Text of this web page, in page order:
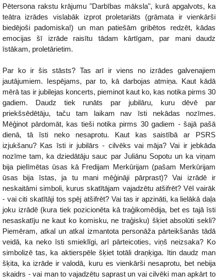
Pētersona rakstu krājumu "Darbības māksla", kurā apgalvots, ka
teātra izrādes vislabāk izprot proletariāts (grāmata ir vienkārši
biedējoši padomiska!) un man patiešām gribētos redzēt, kādas
emocijas šī izrāde raisītu tādam kārtīgam, par mani daudz
īstākam, proletārietim.
Par ko ir šis stāsts? Tas arī ir viens no izrādes galvenajiem
jautājumiem. Iespējams, par to, kā darbojas atmiņa. Kaut kādā
mērā tas ir jubilejas koncerts, pieminot kaut ko, kas notika pirms 30
gadiem. Daudz tiek runāts par jubilāru, kuru dēvē par
priekšsēdētāju, taču tam laikam nav īsti nekādas nozīmes.
Mēģinot pārdomāt, kas tieši notika pirms 30 gadiem - šajā pašā
dienā, tā īsti neko nesaprotu. Kaut kas saistībā ar PSRS
izjukšanu? Kas īsti ir jubilārs - cilvēks vai māja? Vai ir jebkāda
nozīme tam, ka dziedātāju sauc par Juliānu Sopotu un ka viņam
bija pielīmētas ūsas kā Fredijam Merkūrijam (pašam Merkūrijam
ūsas bija īstas, ja tu mani mēģināji pārprast)? Vai izrādē ir
neskaitāmi simboli, kurus skatītājam vajadzētu atšifrēt? Vēl vairāk
- vai citi skatītāji tos spēj atšifrēt? Vai tas ir apzināti, ka lielākā daļa
joku izrādē (kura tiek pozicionēta kā traģikomēdija, bet es tajā īsti
nesaskatīju ne kaut ko komisku, ne traģisku) šķiet absolūti sekli?
Piemēram, atkal un atkal izmantota personāža pārteikšanās tādā
veidā, ka neko īsti smieklīgi, arī pārteicoties, viņš neizsaka? Ko
simbolizē tas, ka aktierspēle šķiet totāli draņķiga. Itin daudz man
šķita, ka izrāde ir valodā, kuru es vienkārši nesaprotu, bet nebija
skaidrs - vai man to vajadzētu saprast un vai cilvēki man apkārt to